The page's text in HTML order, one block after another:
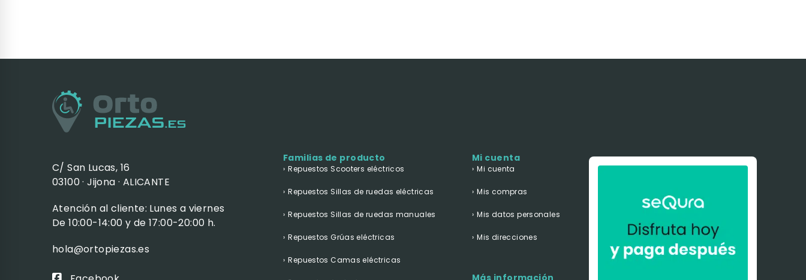
C/ San Lucas, 16
03100 · Jijona · ALICANTE
Atención al cliente: Lunes a viernes
De 10:00-14:00 y de 17:00-20:00 h.
hola@ortopiezas.es
Familias de producto
Repuestos Scooters eléctricos
Repuestos Sillas de ruedas eléctricas
Repuestos Sillas de ruedas manuales
Repuestos Grúas eléctricas
Repuestos Camas eléctricas
Mi cuenta
Mi cuenta
Mis compras
Mis datos personales
Mis direcciones
Más información